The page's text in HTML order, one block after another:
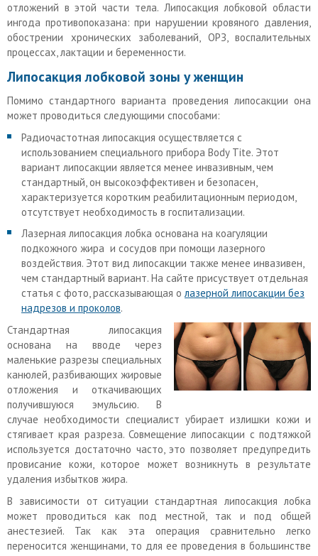
отложений в этой части тела. Липосакция лобковой области
ингода противопоказана: при нарушении кровяного давления,
обострении хронических заболеваний, ОРЗ, воспалительных
процессах, лактации и беременности.
Липосакция лобковой зоны у женщин
Помимо стандартного варианта проведения липосакции она
может проводиться следующими способами:
Радиочастотная липосакция осуществляется с
использованием специального прибора Body Tite. Этот
вариант липосакции является менее инвазивным, чем
стандартный, он высокоэффективен и безопасен,
характеризуется коротким реабилитационным периодом,
отсутствует необходимость в госпитализации.
Лазерная липосакция лобка основана на коагуляции
подкожного жира и сосудов при помощи лазерного
воздействия. Этот вид липосакции также менее инвазивен,
чем стандартный вариант. На сайте присуствует отдельная
статья с фото, рассказывающая о лазерной липосакции без
надрезов и проколов.
Стандартная липосакция
основана на вводе через
маленькие разрезы специальных
канюлей, разбивающих жировые
отложения и откачивающих
получившуюся эмульсию. В
случае необходимости специалист убирает излишки кожи и
стягивает края разреза. Совмещение липосакции с подтяжкой
используется достаточно часто, это позволяет предупредить
провисание кожи, которое может возникнуть в результате
удаления избытков жира.
В зависимости от ситуации стандартная липосакция лобка
может проводиться как под местной, так и под общей
анестезией. Так как эта операция сравнительно легко
переносится женщинами, то для ее проведения в большинстве